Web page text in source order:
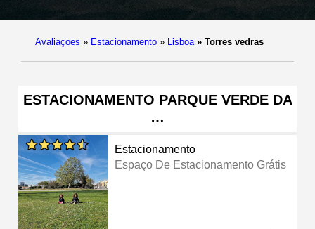
Avaliaçoes » Estacionamento » Lisboa » Torres vedras
ESTACIONAMENTO PARQUE VERDE DA
…
Estacionamento
Espaço De Estacionamento Grátis